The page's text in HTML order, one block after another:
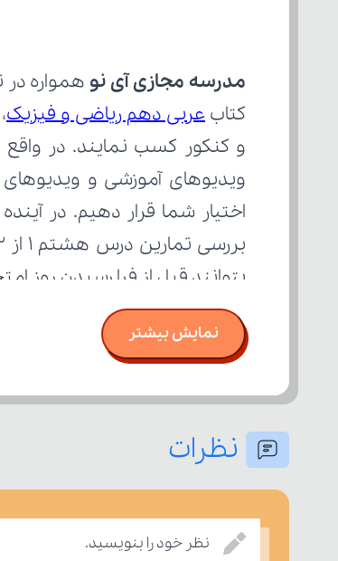
مدرسه مجازی آی نو
کتاب عربی دهم ریاضی و فیزیک
بتوانند قبل از فرا رسیدن روز
نمایش بیشتر
نظرات
نظر خود را بنویسید.